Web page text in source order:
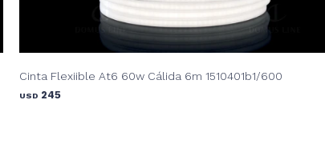
Cinta Flexiible At6 60w Cálida 6m 1510401b1/600
USD 245